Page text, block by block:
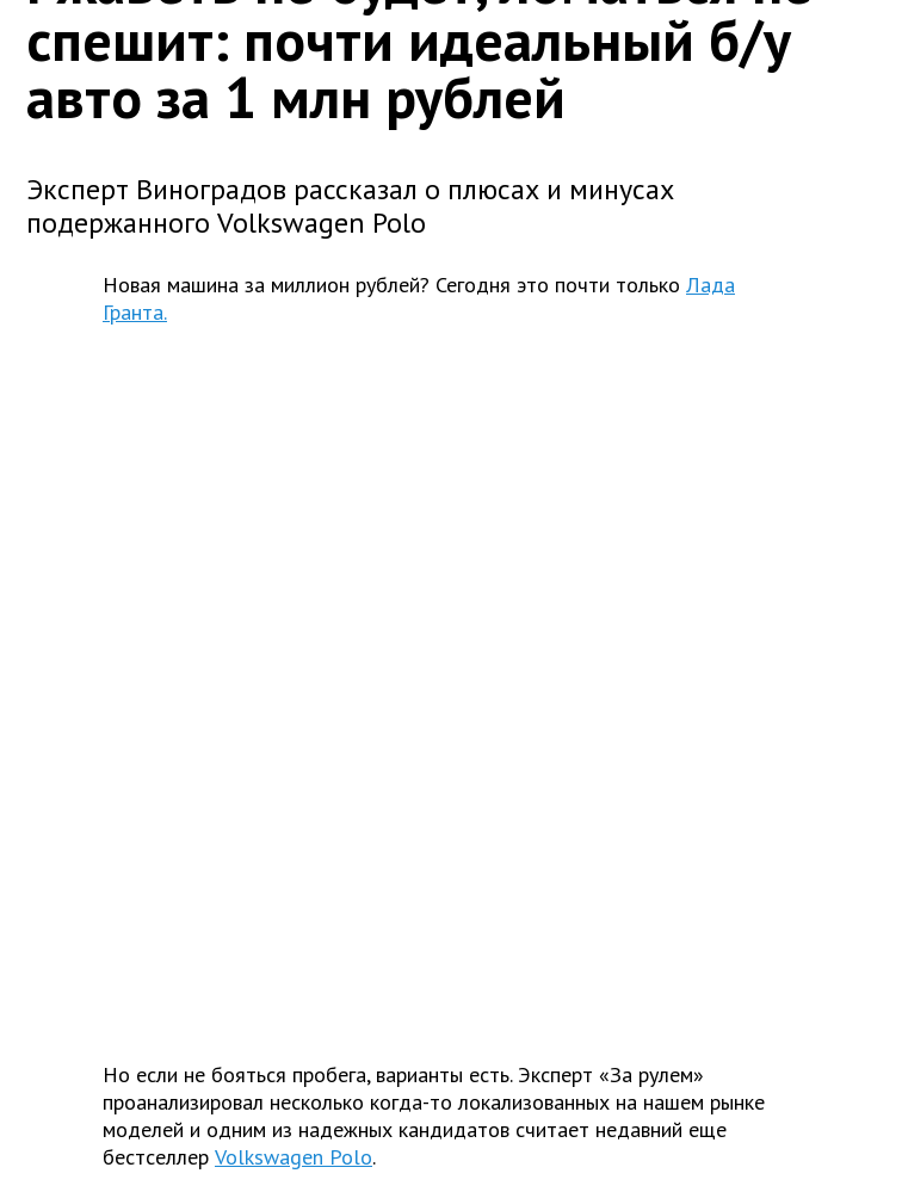
спешит: почти идеальный б/у
авто за 1 млн рублей
Эксперт Виноградов рассказал о плюсах и минусах
подержанного Volkswagen Polo
Новая машина за миллион рублей? Сегодня это почти только Лада
Гранта.
Но если не бояться пробега, варианты есть. Эксперт «За рулем»
проанализировал несколько когда-то локализованных на нашем рынке
моделей и одним из надежных кандидатов считает недавний еще
бестселлер Volkswagen Polo.